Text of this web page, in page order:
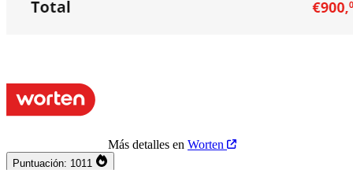
Más detalles en Worten
Puntuación: 1011